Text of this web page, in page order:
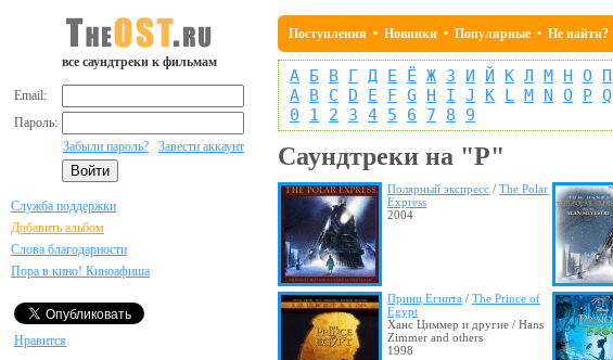
все саундтреки к фильмам
Email:
Пароль:
Забыли пароль?
Завести аккаунт
Служба поддержки
Добавить альбом
Слова благодарности
Пора в кино! Киноафиша
Нравится
Поступления • Новинки • Популярные • Не найти?
А Б В Г Д Е Ё Ж З И Й К Л М Н О П
A B C D E F G H I J K L M N O P Q
0
1 2 3 4 5 6 7 8 9
Саундтреки на "P"
Полярный экспресс / The Polar
Express
2004
Принц Египта / The Prince of
Egypt
Ханс Циммер и другие / Hans
Zimmer and others
1998